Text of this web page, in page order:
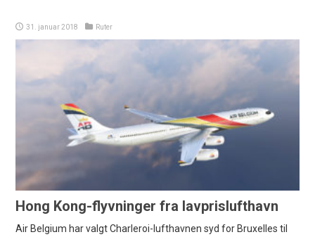
31. januar 2018 Ruter
Hong Kong-flyvninger fra lavprislufthavn
Air Belgium har valgt Charleroi-lufthavnen syd for Bruxelles til